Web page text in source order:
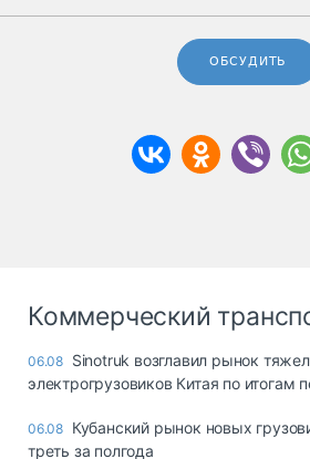
ОБСУДИТЬ
Коммерческий
06.08 Sinotruk возглавил рынок
электрогрузовиков Китая по итогам
06.08 Кубанский рынок новых
треть за полгода